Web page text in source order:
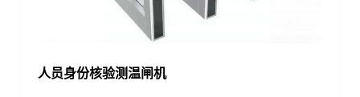
人员身份核验测温闸机